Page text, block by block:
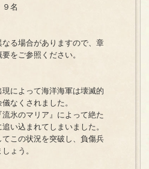
名
る場合がありますので、章
をご参照ください。
によって海洋海軍は壊滅的
なくされました。
氷のマリア』によって絶た
い込まれてしまいました。
この状況を突破し、負傷兵
ょう。